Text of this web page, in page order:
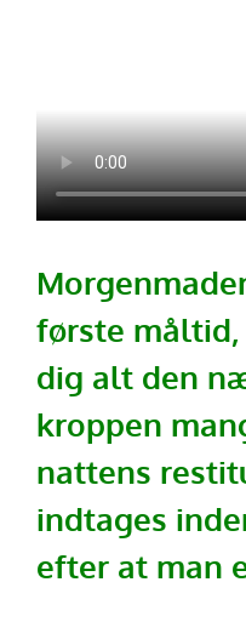
første måltid,
dig alt den
kroppen
nattens
indtages
efter at man